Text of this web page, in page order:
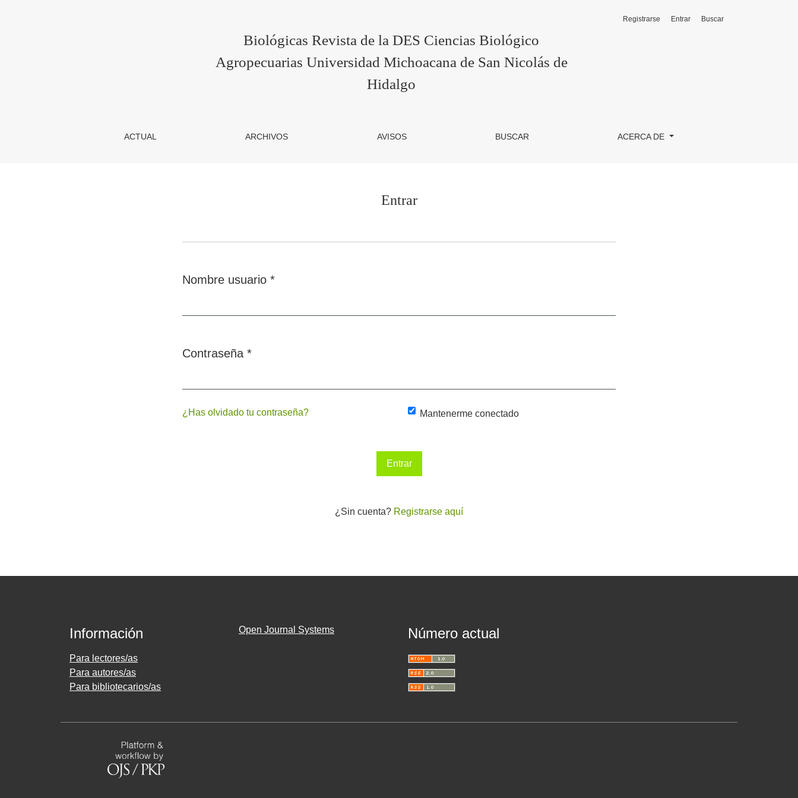
Biológicas Revista de la DES Ciencias Biológico
Agropecuarias Universidad Michoacana de San Nicolás de
Hidalgo
ACTUAL ARCHIVOS AVISOS BUSCAR ACERCA DE
Registrarse Entrar Buscar
Entrar
Nombre usuario *
Contraseña *
¿Has olvidado tu contraseña? Mantenerme conectado
Entrar
¿Sin cuenta? Registrarse aquí
Información
Para lectores/as
Para autores/as
Para bibliotecarios/as
Open Journal Systems Número actual